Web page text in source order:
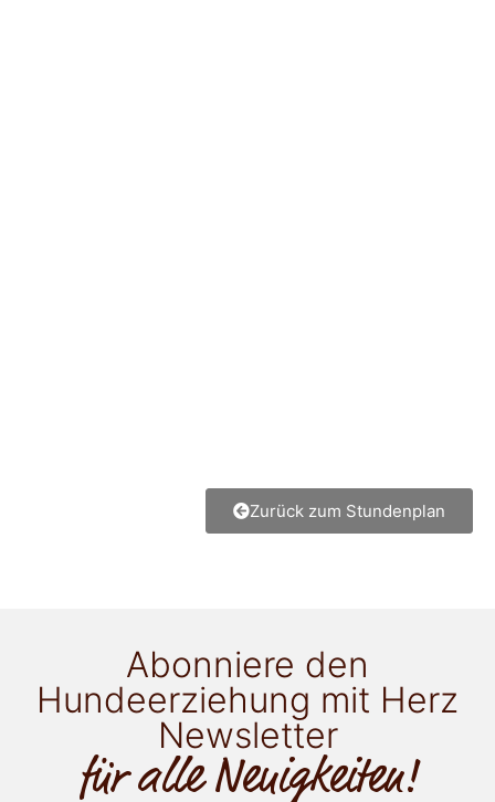
Zurück zum Stundenplan
Abonniere den
Hundeerziehung mit Herz
Newsletter
für alle Neuigkeiten!